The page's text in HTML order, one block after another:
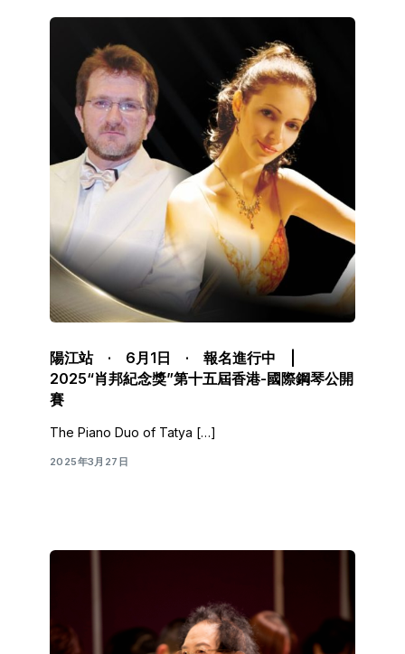
陽江站 · 6月1日 · 報名進行中 |
2025“肖邦紀念獎”第十五屆香港-國際鋼琴公開
賽
The Piano Duo of Tatya […]
2025年3月27日